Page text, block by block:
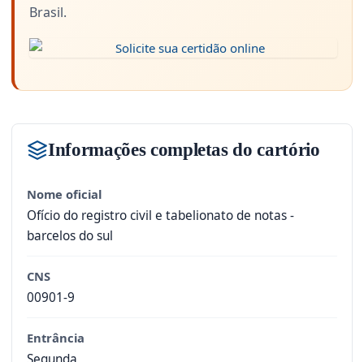
Brasil.
Informações completas do cartório
Nome oficial
Ofício do registro civil e tabelionato de notas -
barcelos do sul
CNS
00901-9
Entrância